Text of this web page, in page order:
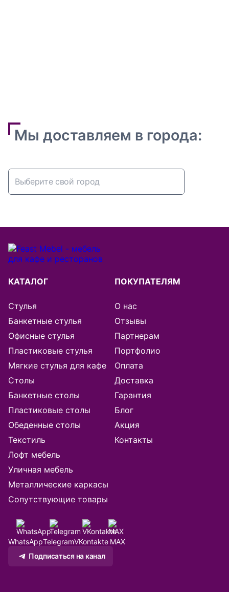
Мы доставляем в города:
Альметьевск
Архангельск
Астана
Балашиха
Барнаул
Белгород
Благовещенск
Великий Новгород
Владивосток
Владикавказ
КАТАЛОГ
Стулья
Банкетные стулья
Офисные стулья
Пластиковые стулья
Мягкие стулья для кафе
Столы
Банкетные столы
Пластиковые столы
Обеденные столы
Текстиль
Лофт мебель
Уличная мебель
Металлические каркасы
Сопутствующие товары
ПОКУПАТЕЛЯМ
О нас
Отзывы
Партнерам
Портфолио
Оплата
Доставка
Гарантия
Блог
Акция
Контакты
WhatsAppTelegramVKontakte MAX
Подписаться на канал